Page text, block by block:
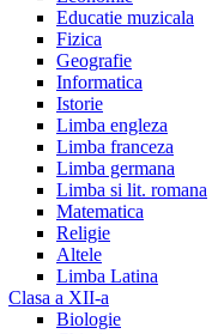
Educatie muzicala
Fizica
Geografie
Informatica
Istorie
Limba engleza
Limba franceza
Limba germana
Limba si lit. romana
Matematica
Religie
Altele
Limba Latina
Clasa a XII-a
Biologie